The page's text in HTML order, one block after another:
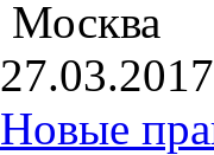
Москва
Новые